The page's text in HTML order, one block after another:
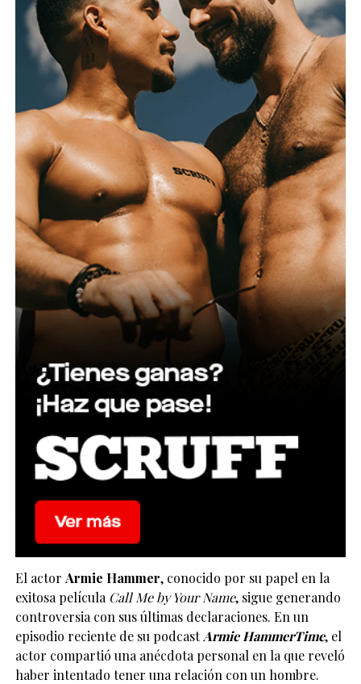
El actor Armie Hammer, conocido por su papel en la
exitosa película Call Me by Your Name, sigue generando
controversia con sus últimas declaraciones. En un
episodio reciente de su podcastArmie HammerTime, el
actor compartió una anécdota personal en la que reveló
haber intentado tener una relación con un hombre.